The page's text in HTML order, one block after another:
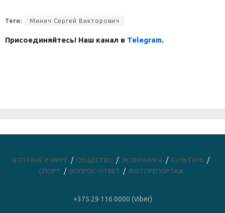
Теги: Минич Сергей Викторович
Присоединяйтесь! Наш канал в Telegram.
В СТРАНЕ И МИРЕ ОБЩЕСТВО ЭКОНОМИКА
КУЛЬТУРА
СПОРТ
ВОПРОС-ОТВЕТ ФОТОРЕПОРТАЖ
+375 29 116 0000 (Viber)